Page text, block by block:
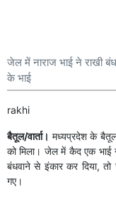
जेल में नाराज भाई ने राखी
के भाई
rakhi
बैतूल/वार्ता। मध्यप्रदेश के
को मिला। जेल में कैद एक
बंधवाने से इंकार कर दिया,
गए।